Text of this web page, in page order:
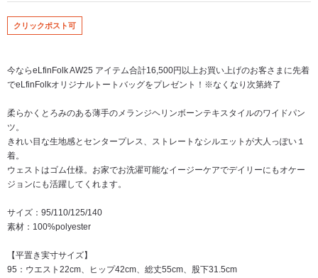
クリックポスト可
今ならeLfinFolk AW25 アイテム合計16,500円以上お買い上げのお客さまに先着
でeLfinFolkオリジナルトートバッグをプレゼント！※なくなり次第終了
柔らかくとろみのある薄手のメランジヘリンボーンテキスタイルのワイドパン
ツ。
きれい目な生地感とセンタープレス、ストレートなシルエットが大人っぽい１
着。
ウェストはゴム仕様。お家でお洗濯可能なイージーケアでデイリーにもオケー
ジョンにも活躍してくれます。
サイズ：95/110/125/140
素材：100%polyester
【平置き実寸サイズ】
95：ウエスト22cm、ヒップ42cm、総丈55cm、股下31.5cm